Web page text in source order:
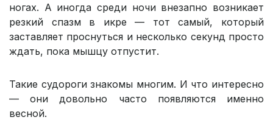
ногах. А иногда среди ночи внезапно возникает
резкий спазм в икре — тот самый, который
заставляет проснуться и несколько секунд просто
ждать, пока мышцу отпустит.
Такие судороги знакомы многим. И что интересно
— они довольно часто появляются именно
весной.